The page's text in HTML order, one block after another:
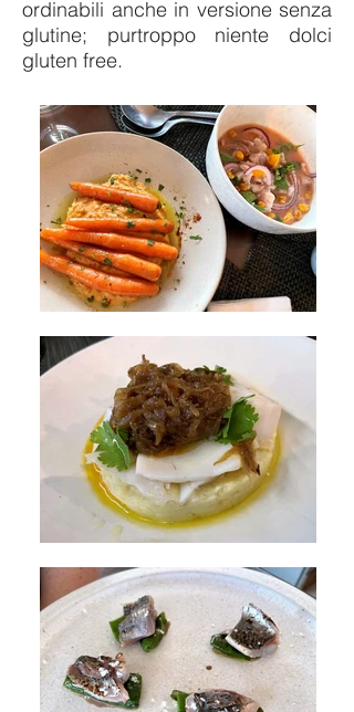
ordinabili anche in versione senza
glutine; purtroppo niente dolci
gluten free.